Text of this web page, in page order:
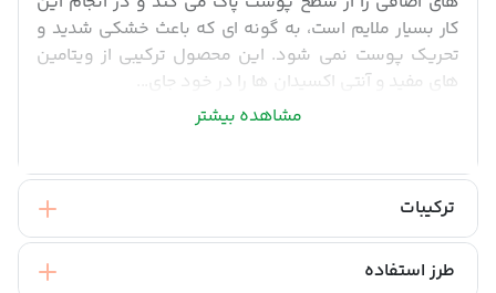
کار بسیار ملایم است، به گونه ای که باعث خشکی شدید و
تحریک پوست نمی شود. این محصول ترکیبی از ویتامین
های مفید و آنتی اکسیدان ها را در خود جای...
مشاهده بیشتر
ترکیبات
طرز استفاده